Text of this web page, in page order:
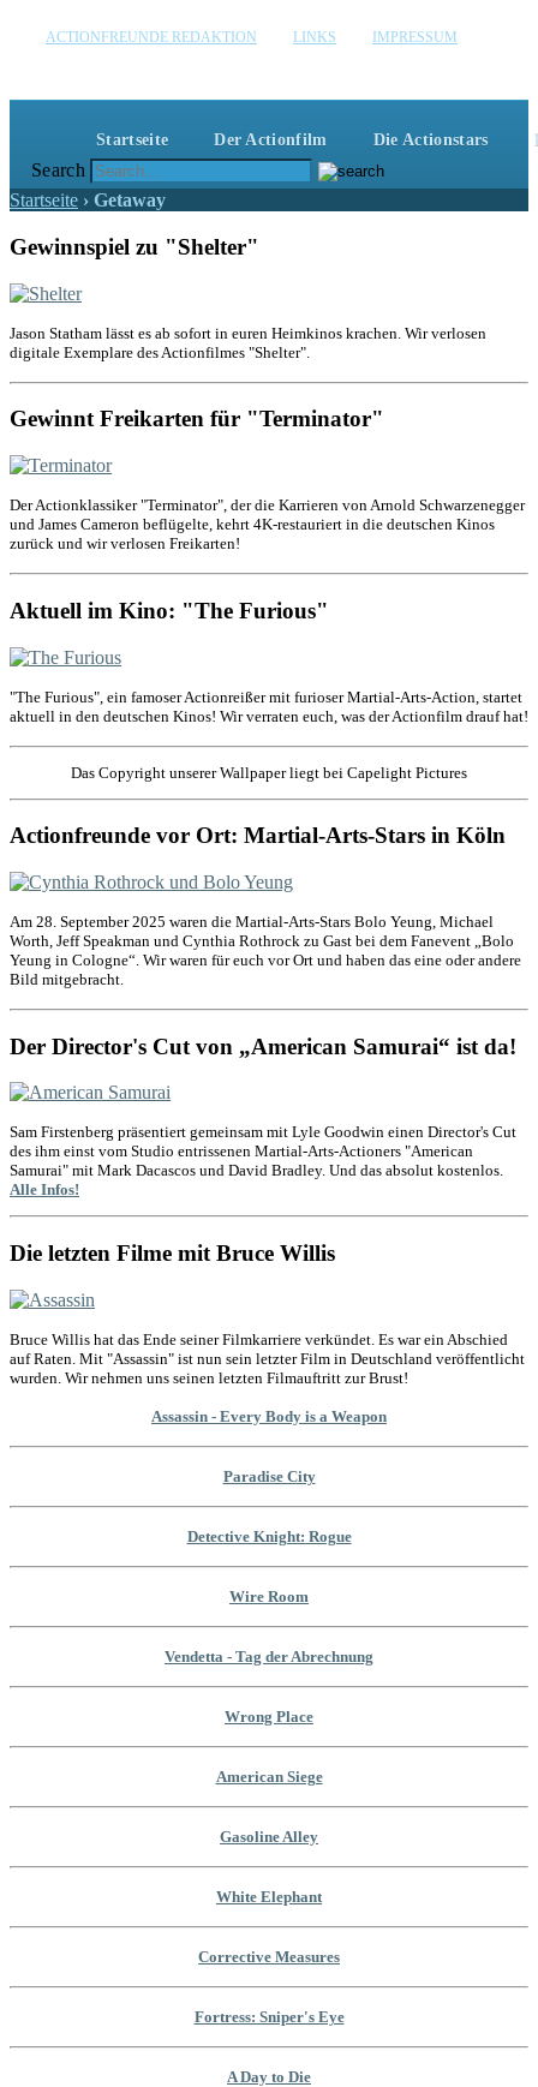
ACTIONFREUNDE REDAKTION LINKS IMPRESSUM
Startseite Der Actionfilm Die Actionstars
Search
Startseite › Getaway
Gewinnspiel zu "Shelter"
Jason Statham lässt es ab sofort in euren Heimkinos krachen. Wir verlosen
digitale Exemplare des Actionfilmes "Shelter".
Gewinnt Freikarten für "Terminator"
Der Actionklassiker "Terminator", der die Karrieren von Arnold Schwarzenegger
und James Cameron beflügelte, kehrt 4K-restauriert in die deutschen Kinos
zurück und wir verlosen Freikarten!
Aktuell im Kino: "The Furious"
"The Furious", ein famoser Actionreißer mit furioser Martial-Arts-Action, startet
aktuell in den deutschen Kinos! Wir verraten euch, was der Actionfilm drauf hat!
Das Copyright unserer Wallpaper liegt bei Capelight Pictures
Actionfreunde vor Ort: Martial-Arts-Stars in Köln
Am 28. September 2025 waren die Martial-Arts-Stars Bolo Yeung, Michael
Worth, Jeff Speakman und Cynthia Rothrock zu Gast bei dem Fanevent „Bolo
Yeung in Cologne“. Wir waren für euch vor Ort und haben das eine oder andere
Bild mitgebracht.
Der Director's Cut von „American Samurai“ ist da!
Sam Firstenberg präsentiert gemeinsam mit Lyle Goodwin einen Director's Cut
des ihm einst vom Studio entrissenen Martial-Arts-Actioners "American
Samurai" mit Mark Dacascos und David Bradley. Und das absolut kostenlos.
Alle Infos!
Die letzten Filme mit Bruce Willis
Bruce Willis hat das Ende seiner Filmkarriere verkündet. Es war ein Abschied
auf Raten. Mit "Assassin" ist nun sein letzter Film in Deutschland veröffentlicht
wurden. Wir nehmen uns seinen letzten Filmauftritt zur Brust!
Assassin - Every Body is a Weapon
Paradise City
Detective Knight: Rogue
Wire Room
Vendetta - Tag der Abrechnung
Wrong Place
American Siege
Gasoline Alley
White Elephant
Corrective Measures
Fortress: Sniper's Eye
A Day to Die